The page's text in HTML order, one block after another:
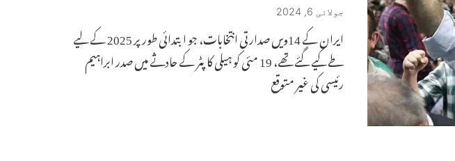
جولائی 6, 2024
ایران کے 14ویں صدارتی انتخابات، جو ابتدائی طور پر 2025 کے لیے
طے کیے گئے تھے، 19 مئی کو ہیلی کاپٹر کے حادثے میں صدر ابراہیم
رئیسی کی غیر متوقع